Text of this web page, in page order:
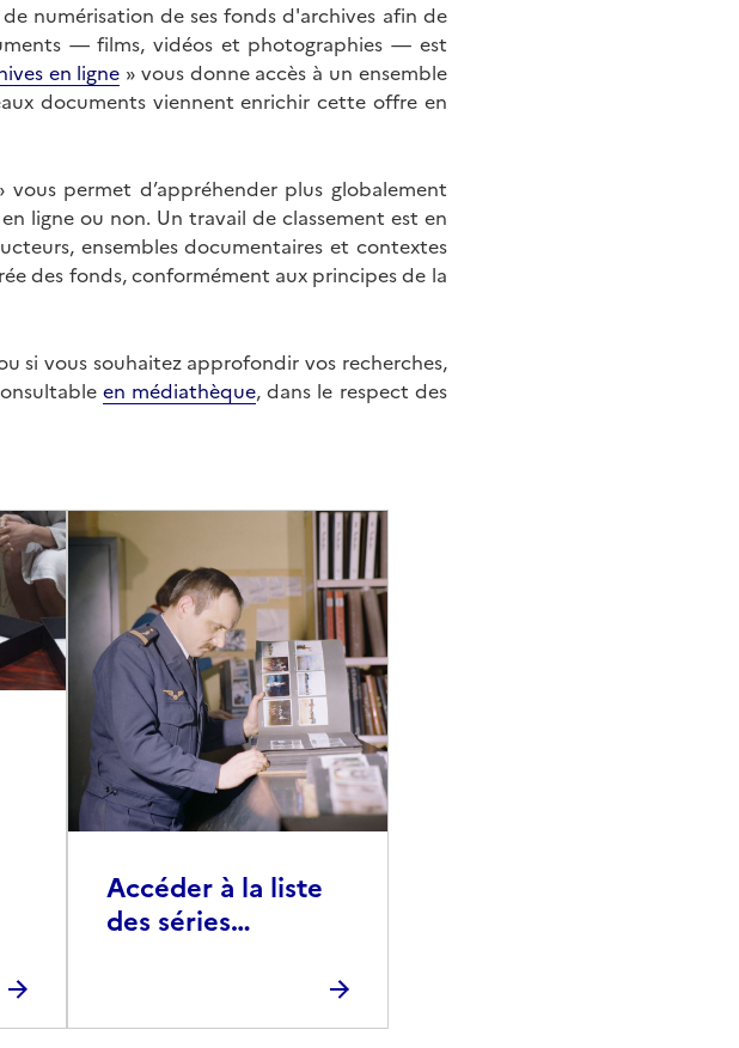
numérisation de ses fonds d'archives afin de
— films, vidéos et photographies — est
en ligne » vous donne accès à un ensemble
documents viennent enrichir cette offre en
vous permet d’appréhender plus globalement
ligne ou non. Un travail de classement est en
ensembles documentaires et contextes
des fonds, conformément aux principes de la
si vous souhaitez approfondir vos recherches,
en médiathèque, dans le respect des
Accéder à la liste
des séries